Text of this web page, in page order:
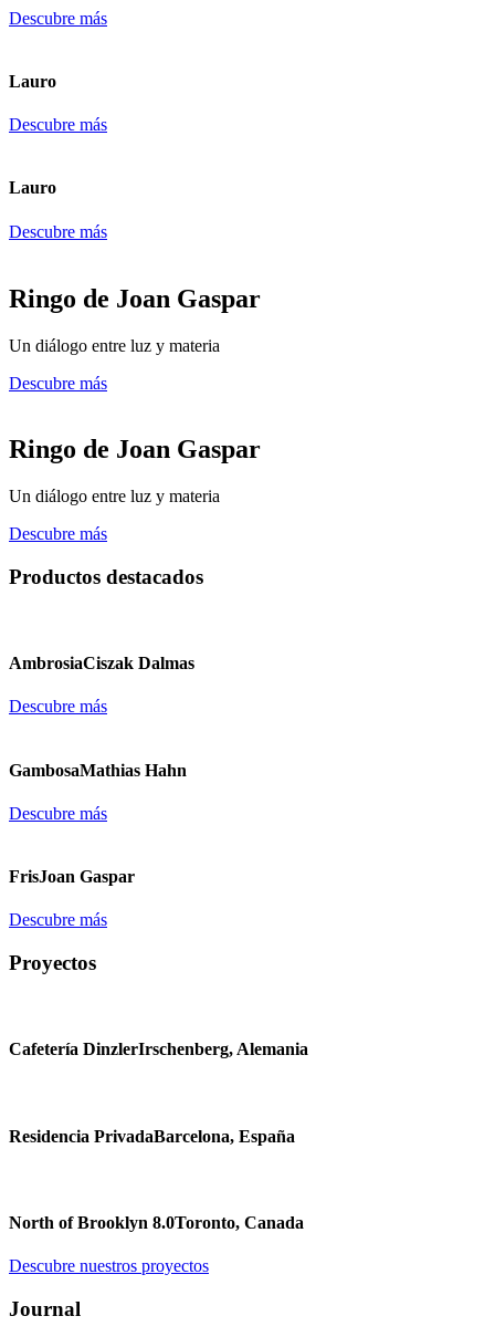
Descubre más
Lauro
Descubre más
Lauro
Descubre más
Ringo de Joan Gaspar
Un diálogo entre luz y materia
Descubre más
Ringo de Joan Gaspar
Un diálogo entre luz y materia
Descubre más
Productos destacados
AmbrosiaCiszak Dalmas
Descubre más
GambosaMathias Hahn
Descubre más
FrisJoan Gaspar
Descubre más
Proyectos
Cafetería DinzlerIrschenberg, Alemania
Residencia PrivadaBarcelona, España
North of Brooklyn 8.0Toronto, Canada
Descubre nuestros proyectos
Journal